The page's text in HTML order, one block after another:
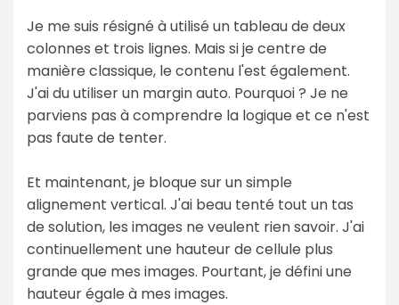
Je me suis résigné à utilisé un tableau de deux
colonnes et trois lignes. Mais si je centre de
manière classique, le contenu l'est également.
J'ai du utiliser un margin auto. Pourquoi ? Je ne
parviens pas à comprendre la logique et ce n'est
pas faute de tenter.
Et maintenant, je bloque sur un simple
alignement vertical. J'ai beau tenté tout un tas
de solution, les images ne veulent rien savoir. J'ai
continuellement une hauteur de cellule plus
grande que mes images. Pourtant, je défini une
hauteur égale à mes images.